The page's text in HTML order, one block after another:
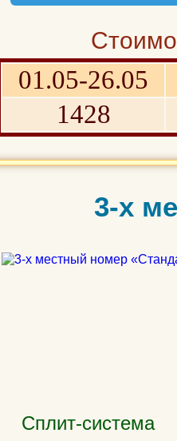
01.05-26.05
1428
3-х
Сплит-система